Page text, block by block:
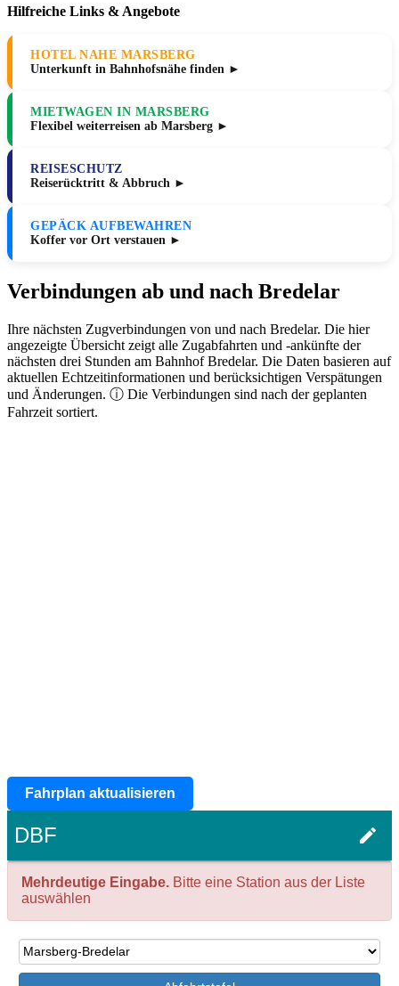
Hilfreiche Links & Angebote
HOTEL NAHE MARSBERG
Unterkunft in Bahnhofsnähe finden ►
MIETWAGEN IN MARSBERG
Flexibel weiterreisen ab Marsberg ►
REISESCHUTZ
Reiserücktritt & Abbruch ►
GEPÄCK AUFBEWAHREN
Koffer vor Ort verstauen ►
Verbindungen ab und nach Bredelar
Ihre nächsten Zugverbindungen von und nach Bredelar. Die hier
angezeigte Übersicht zeigt alle Zugabfahrten und -ankünfte der
nächsten drei Stunden am Bahnhof Bredelar. Die Daten basieren auf
aktuellen Echtzeitinformationen und berücksichtigen Verspätungen
und Änderungen. ⓘ Die Verbindungen sind nach der geplanten
Fahrzeit sortiert.
Fahrplan aktualisieren